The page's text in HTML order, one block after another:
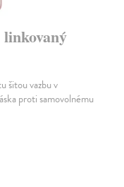
šitou vazbu v
proti samovolnému